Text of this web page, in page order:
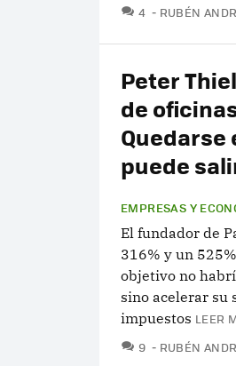
4 COMENTARIOS
RUBÉN
Peter
de
Quedarse
puede
EMPRESAS Y
El fundador de
316% y un
objetivo no
sino acelerar su
impuestos LEER
9 COMENTARIOS
RUBÉN